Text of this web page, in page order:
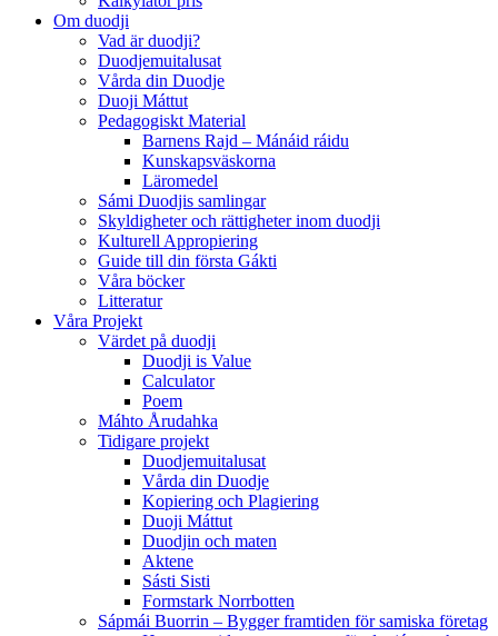
Om duodji
Vad är duodji?
Duodjemuitalusat
Vårda din Duodje
Duoji Máttut
Pedagogiskt Material
Barnens Rajd – Mánáid ráidu
Kunskapsväskorna
Läromedel
Sámi Duodjis samlingar
Skyldigheter och rättigheter inom duodji
Kulturell Appropiering
Guide till din första Gákti
Våra böcker
Litteratur
Våra Projekt
Värdet på duodji​
Duodji is Value
Calculator
Poem
Máhto Årudahka
Tidigare projekt
Duodjemuitalusat
Vårda din Duodje
Kopiering och Plagiering
Duoji Máttut
Duodjin och maten
Aktene
Sásti Sisti
Formstark Norrbotten
Sápmái Buorrin – Bygger framtiden för samiska företag